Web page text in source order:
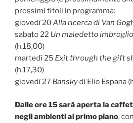
prossimi titoli in programma:
giovedì 20Alla ricerca di Van
sabato 22 Un maledetto imbroglio
(h.18,00)
martedì 25 Exit through the gift
(h.17,30)
giovedì 27 Banskydi Elio Espana
Dalle ore 15 sarà aperta la
negli ambienti al primo piano,